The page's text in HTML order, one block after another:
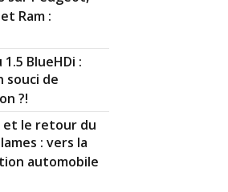
Ram :
1.5 BlueHDi :
souci de
?!
et le retour du
: vers la
automobile